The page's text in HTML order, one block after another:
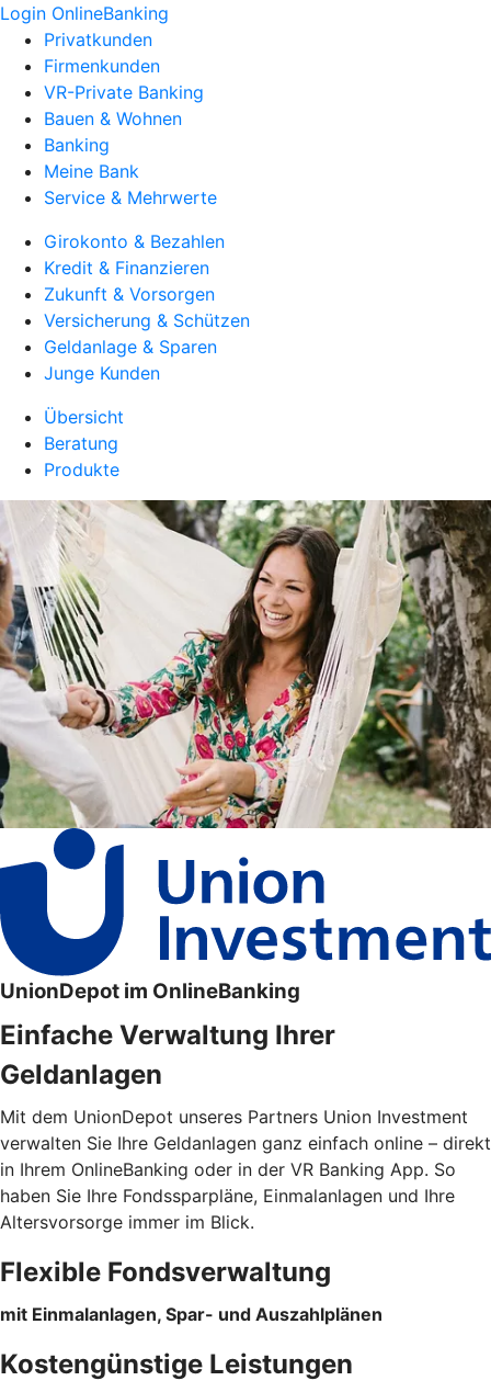
Login OnlineBanking
Privatkunden
Firmenkunden
VR-Private Banking
Bauen & Wohnen
Banking
Meine Bank
Service & Mehrwerte
Girokonto & Bezahlen
Kredit & Finanzieren
Zukunft & Vorsorgen
Versicherung & Schützen
Geldanlage & Sparen
Junge Kunden
Übersicht
Beratung
Produkte
UnionDepot im OnlineBanking
Einfache Verwaltung Ihrer
Geldanlagen
Mit dem UnionDepot unseres Partners Union Investment
verwalten Sie Ihre Geldanlagen ganz einfach online – direkt
in Ihrem OnlineBanking oder in der VR Banking App. So
haben Sie Ihre Fondssparpläne, Einmalanlagen und Ihre
Altersvorsorge immer im Blick.
Flexible Fondsverwaltung
mit Einmalanlagen, Spar- und Auszahlplänen
Kostengünstige Leistungen